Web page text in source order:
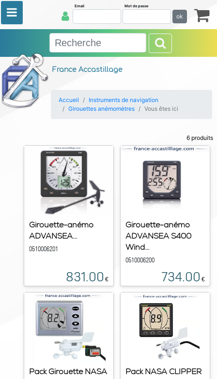
France Accastillage
Email Mot de passe
ok
Accueil
Instruments de navigation
Girouettes anémomètres
Vous êtes ici
6 produits
Girouette-anémo
ADVANSEA...
0510006201
831.00 €
Girouette-anémo
ADVANSEA S400
Wind...
0510006200
734.00 €
Pack Girouette NASA
Pack NASA CLIPPER